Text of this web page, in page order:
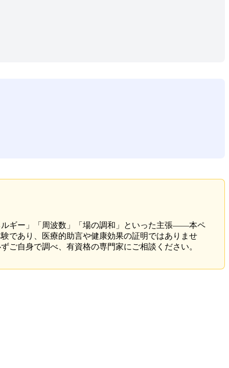
ルギー」「周波数」「場の調和」といった主張——本ペ
であり、医療的助言や健康効果の証明ではありませ
ご自身で調べ、有資格の専門家にご相談ください。